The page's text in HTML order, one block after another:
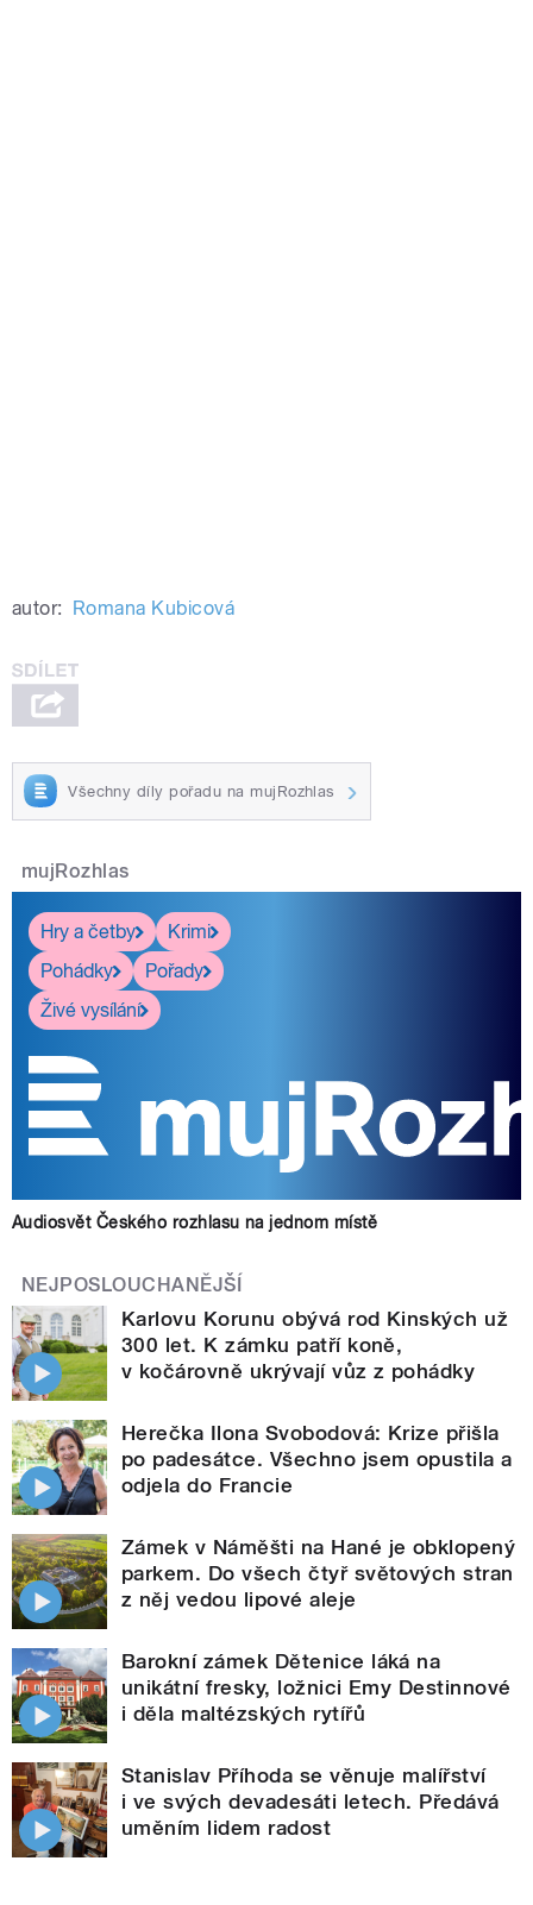
autor: Romana Kubicová
Všechny díly pořadu na mujRozhlas
mujRozhlas
Hry a četby
Krimi
Pohádky
Pořady
Živé vysílání
Audiosvět Českého rozhlasu na jednom místě
NEJPOSLOUCHANĚJŠÍ
Karlovu Korunu obývá rod Kinských už
300 let. K zámku patří koně,
v kočárovně ukrývají vůz z pohádky
Herečka Ilona Svobodová: Krize přišla
po padesátce. Všechno jsem opustila a
odjela do Francie
Zámek v Náměšti na Hané je obklopený
parkem. Do všech čtyř světových stran
z něj vedou lipové aleje
Barokní zámek Dětenice láká na
unikátní fresky, ložnici Emy Destinnové
i děla maltézských rytířů
Stanislav Příhoda se věnuje malířství
i ve svých devadesáti letech. Předává
uměním lidem radost